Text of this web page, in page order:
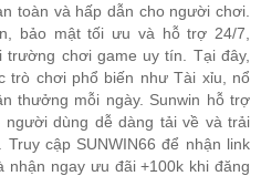
toàn và hấp dẫn cho người chơi.
bảo mật tối ưu và hỗ trợ 24/7,
trường chơi game uy tín. Tại đây,
trò chơi phổ biến như Tài xỉu, nổ
thưởng mỗi ngày. Sunwin hỗ trợ
người dùng dễ dàng tải về và trải
cập SUNWIN66 để nhận link
nhận ngay ưu đãi +100k khi đăng